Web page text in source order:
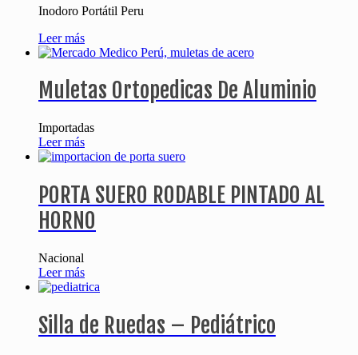
Inodoro Portátil Peru
Leer más
Muletas Ortopedicas De Aluminio
Importadas
Leer más
PORTA SUERO RODABLE PINTADO AL
HORNO
Nacional
Leer más
Silla de Ruedas – Pediátrico